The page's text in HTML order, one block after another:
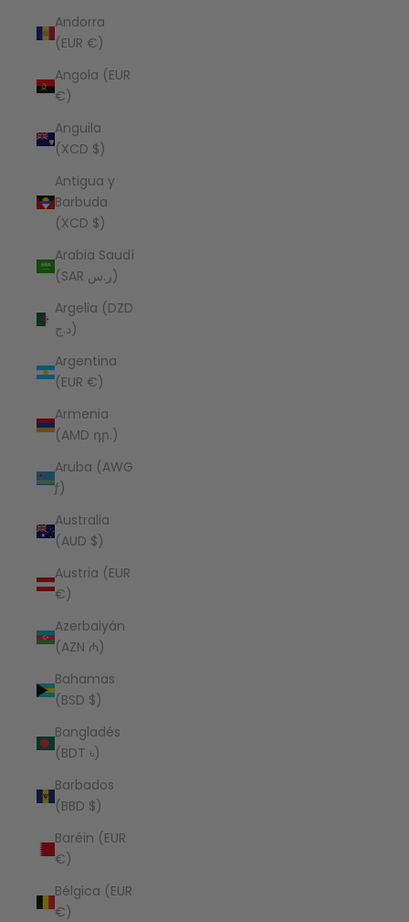
Andorra
(EUR €)
Angola (EUR
€)
Anguila
(XCD $)
Antigua y
Barbuda
(XCD $)
Arabia Saudí
(SAR ر.س)
Argelia (DZD
د.ج)
Argentina
(EUR €)
Armenia
(AMD դր.)
Aruba (AWG
ƒ)
Australia
(AUD $)
Austria (EUR
€)
Azerbaiyán
(AZN ₼)
Bahamas
(BSD $)
Bangladés
(BDT ৳)
Barbados
(BBD $)
Baréin (EUR
€)
Bélgica (EUR
€)